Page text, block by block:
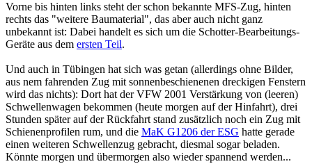
Vorne bis hinten links steht der schon bekannte MFS-Zug, hinten
rechts das "weitere Baumaterial", das aber auch nicht ganz
unbekannt ist: Dabei handelt es sich um die Schotter-Bearbeitungs-
Geräte aus dem ersten Teil.
Und auch in Tübingen hat sich was getan (allerdings ohne Bilder,
aus nem fahrenden Zug mit sonnenbeschienenen dreckigen Fenstern
wird das nichts): Dort hat der VFW 2001 Verstärkung von (leeren)
Schwellenwagen bekommen (heute morgen auf der Hinfahrt), drei
Stunden später auf der Rückfahrt stand zusätzlich noch ein Zug mit
Schienenprofilen rum, und die MaK G1206 der ESG hatte gerade
einen weiteren Schwellenzug gebracht, diesmal sogar beladen.
Könnte morgen und übermorgen also wieder spannend werden...